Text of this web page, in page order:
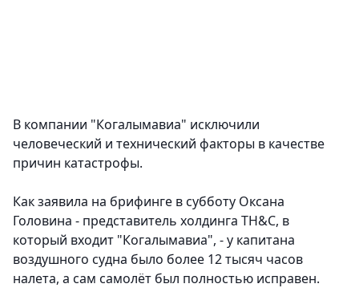
В компании "Когалымавиа" исключили
человеческий и технический факторы в качестве
причин катастрофы.
Как заявила на брифинге в субботу Оксана
Головина - представитель холдинга TH&C, в
который входит "Когалымавиа", - у капитана
воздушного судна было более 12 тысяч часов
налета, а сам самолёт был полностью исправен.